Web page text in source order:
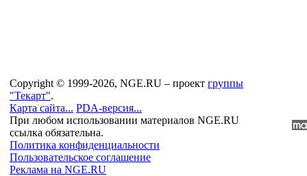
Copyright © 1999-2026, NGE.RU – проект группы
"Текарт".
Карта сайта... PDA-версия...
При любом использовании материалов NGE.RU
ссылка обязательна.
Политика конфиденциальности
Пользовательское соглашение
Реклама на NGE.RU